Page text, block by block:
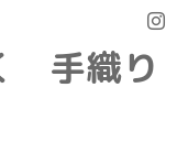
手織り